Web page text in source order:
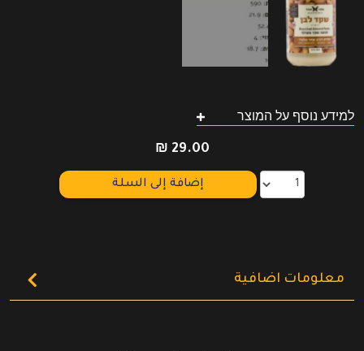
למידע נוסף על המוצר
₪ 29.00
إضافة إلى السلة
معلومات اضافية